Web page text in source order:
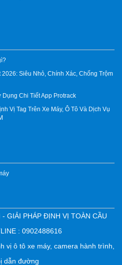
Siêu Nhỏ, Chính Xác, Chống Trộm
Chi Tiết App Protrack
Vị Tag Trên Xe Máy, Ô Tô Và Dịch Vụ
GIẢI PHÁP ĐỊNH VỊ TOÀN CẦU
: 0902488616
vị ô tô xe máy, camera hành trình,
dẫn đường